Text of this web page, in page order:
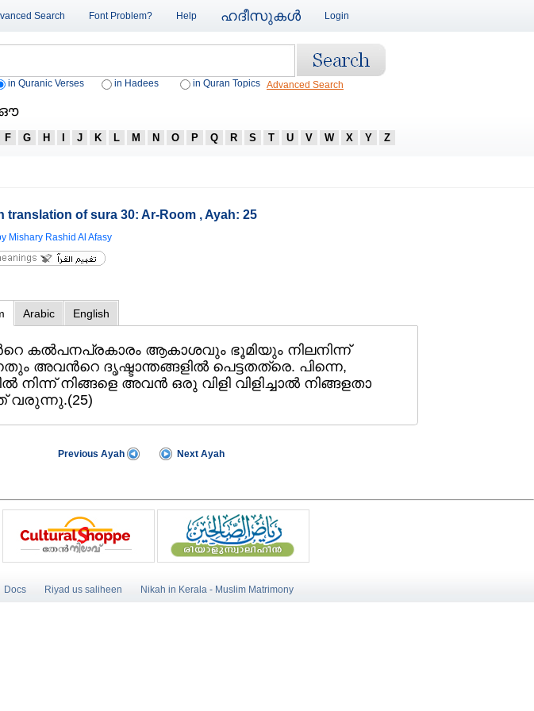
Search Font Problem? Help ഹദീസുകള്‍ Login
in Quranic Verses in Hadees in Quran Topics Advanced Search
F G H J K L M N O P Q R S T U V W X Y Z
translation of sura 30: Ar-Room , Ayah: 25
Mishary Rashid Al Afasy
Arabic English
കല്‍പനപ്രകാരം ആകാശവും ഭൂമിയും നിലനിന്ന്‌
അവന്‍റെ ദൃഷ്ടാന്തങ്ങളില്‍ പെട്ടതത്രെ. പിന്നെ,
നിന്ന്‌ നിങ്ങളെ അവന്‍ ഒരു വിളി വിളിച്ചാല്‍ നിങ്ങളതാ
വരുന്നു.(25)
Previous Ayah Next Ayah
Docs Riyad us saliheen Nikah in Kerala - Muslim Matrimony